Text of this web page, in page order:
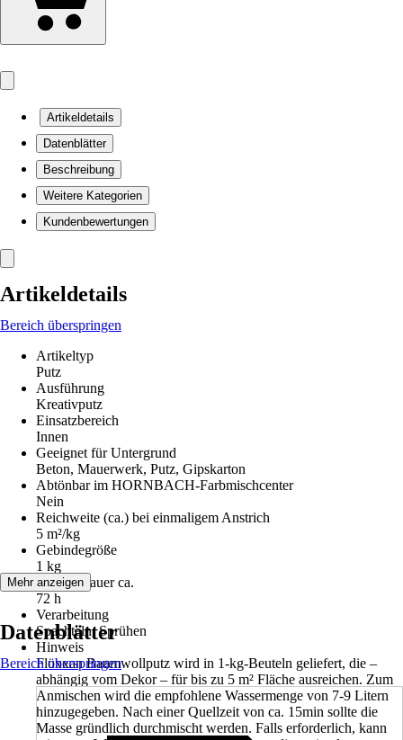
Artikeldetails
Datenblätter
Beschreibung
Weitere Kategorien
Kundenbewertungen
Artikeldetails
Bereich überspringen
Artikeltyp
Putz
Ausführung
Kreativputz
Einsatzbereich
Innen
Geeignet für Untergrund
Beton, Mauerwerk, Putz, Gipskarton
Abtönbar im HORNBACH-Farbmischcenter
Nein
Reichweite (ca.) bei einmaligem Anstrich
5 m²/kg
Gebindegröße
1 kg
Trockendauer ca.
72 h
Verarbeitung
Spachteln, Sprühen
Hinweis
Floxxan Baumwollputz wird in 1-kg-Beuteln geliefert, die –
abhängig vom Dekor – für bis zu 5 m² Fläche ausreichen. Zum
Anmischen wird die empfohlene Wassermenge von 7-9 Litern
hinzugegeben. Nach einer Quellzeit von ca. 15min sollte die
Masse gründlich durchmischt werden. Falls erforderlich, kann
Mehr anzeigen
Datenblätter
Bereich überspringen